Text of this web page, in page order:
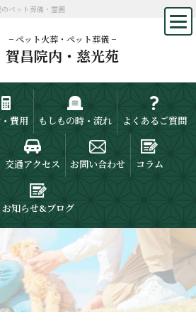
ペット葬儀・霊園
− ペット火葬・ペット葬儀 −
賀昌院内・慈光苑
費用 もしもの時・流れ よくあるご質問
交通アクセス お問い合わせ コラム
お知らせ&ブログ